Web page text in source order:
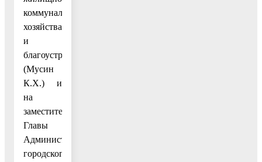
коммунального
хозяйства
и
благоустройства
(Мусин
К.Х.) и
на
заместителя
Главы
Администрации
городского